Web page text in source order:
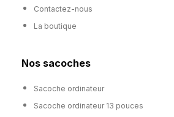
Contactez-nous
La boutique
Nos sacoches
Sacoche ordinateur
Sacoche ordinateur 13 pouces